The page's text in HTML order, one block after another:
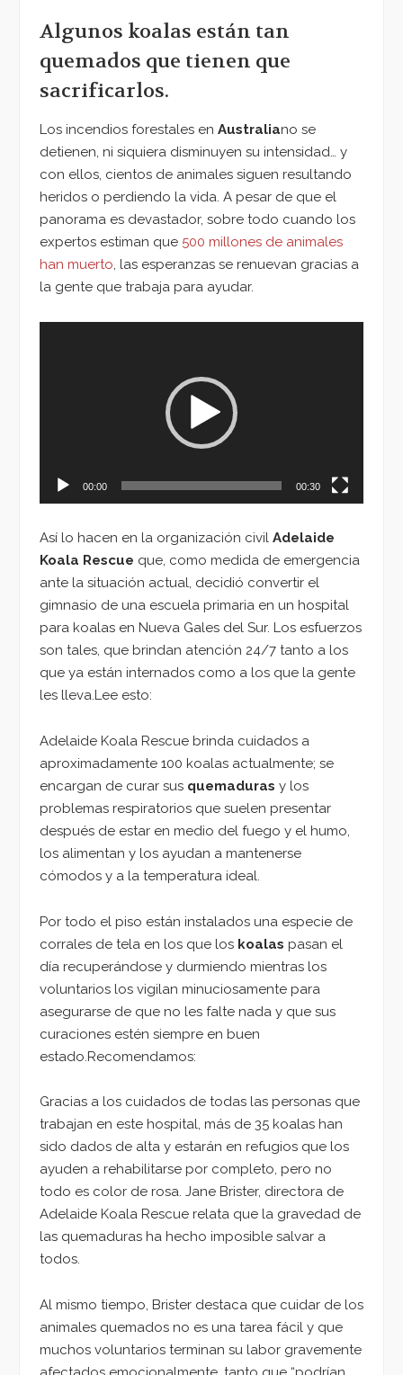
Algunos koalas están tan
quemados que tienen que
sacrificarlos.
Los incendios forestales en Australiano se
detienen, ni siquiera disminuyen su intensidad… y
con ellos, cientos de animales siguen resultando
heridos o perdiendo la vida. A pesar de que el
panorama es devastador, sobre todo cuando los
expertos estiman que 500 millones de animales
han muerto, las esperanzas se renuevan gracias a
la gente que trabaja para ayudar.
00:00 00:30
Así lo hacen en la organización civil Adelaide
Koala Rescue que, como medida de emergencia
ante la situación actual, decidió convertir el
gimnasio de una escuela primaria en un hospital
para koalas en Nueva Gales del Sur. Los esfuerzos
son tales, que brindan atención 24/7 tanto a los
que ya están internados como a los que la gente
les lleva.Lee esto:
Adelaide Koala Rescue brinda cuidados a
aproximadamente 100 koalas actualmente; se
encargan de curar sus quemaduras y los
problemas respiratorios que suelen presentar
después de estar en medio del fuego y el humo,
los alimentan y los ayudan a mantenerse
cómodos y a la temperatura ideal.
Por todo el piso están instalados una especie de
corrales de tela en los que los koalas pasan el
día recuperándose y durmiendo mientras los
voluntarios los vigilan minuciosamente para
asegurarse de que no les falte nada y que sus
curaciones estén siempre en buen
estado.Recomendamos:
Gracias a los cuidados de todas las personas que
trabajan en este hospital, más de 35 koalas han
sido dados de alta y estarán en refugios que los
ayuden a rehabilitarse por completo, pero no
todo es color de rosa. Jane Brister, directora de
Adelaide Koala Rescue relata que la gravedad de
las quemaduras ha hecho imposible salvar a
todos.
Al mismo tiempo, Brister destaca que cuidar de los
animales quemados no es una tarea fácil y que
muchos voluntarios terminan su labor gravemente